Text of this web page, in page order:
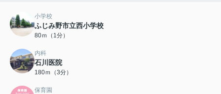
小学校
ふじみ野市立西小学校
80ｍ（1分）
内科
石川医院
180ｍ（3分）
保育園